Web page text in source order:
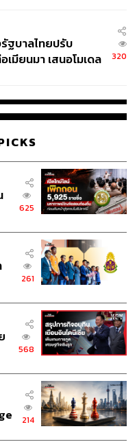
ไม่ได้ ค็อกเทลแก้วนี้
ารลองอะไรใหม่ๆ ได้ลิ้ม
นสีชมพูเป็นไฮไลต์กันบ้าง
เน้นความสดชื่น ไม่หน่อ
บบที่คนมาดแมนก็ติดใจ
ฐบาลไทยปรับ
มียนมา เสนอโมเดล
320
625
261
568
214